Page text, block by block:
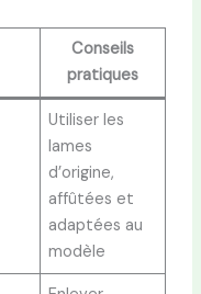
Conseils
pratiques
Utiliser les
lames
d’origine,
affûtées et
adaptées au
modèle